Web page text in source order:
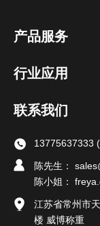
产品服务
行业应用
联系我们
13775637333 (
陈先生：
陈小姐：
江苏省常州市
楼 威博称重